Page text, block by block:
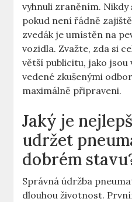
vyhnuli⁢ zraněním.
pokud není⁢ řádně
zvedák⁢ je umístěn na
vozidla. Zvažte,⁤ zda si
větší publicitu, jako
vedené zkušenými
maximálně připraveni.
Jaký je
udržet⁤
dobrém⁣
Správná údržba
dlouhou⁤ životnost.